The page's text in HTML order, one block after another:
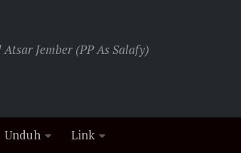
Jember (PP As Salafy)
Unduh Link